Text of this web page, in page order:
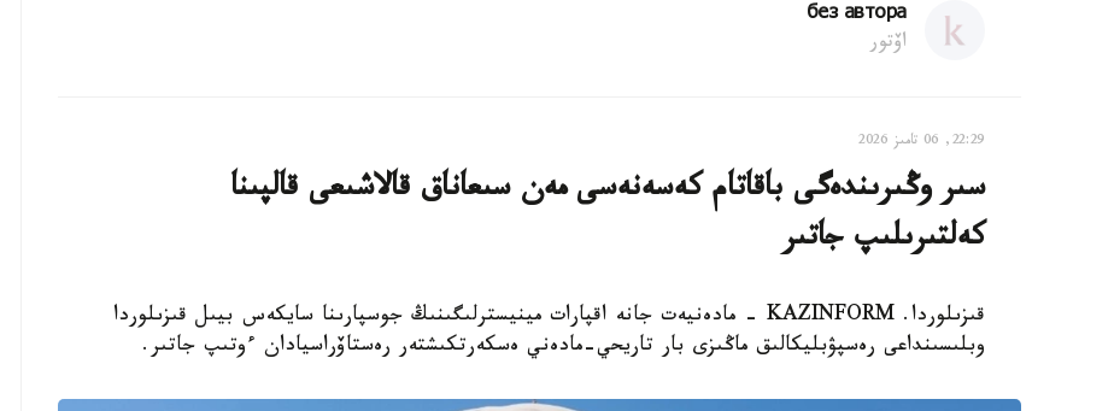
без автора
اۆتور
22:29, 06 تامىز 2026
سىر وڭىرىندەگى باقاتام كەسەنەسى مەن سىعاناق قالاشىعى قالپىنا
كەلتىرىلىپ جاتىر
قىزىلوردا. KAZINFORM - مادەنيەت جانە اقپارات مينيسترلىگىنىڭ جوسپارىنا سايكەس بيىل قىزىلوردا
وبلىسىنداعى رەسپۋبليكالىق ماڭىزى بار تاريحي-مادەني ەسكەرتكىشتەر رەستاۆراسيادان ءوتىپ جاتىر.